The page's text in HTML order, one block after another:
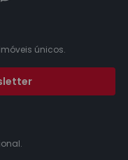
únicos.